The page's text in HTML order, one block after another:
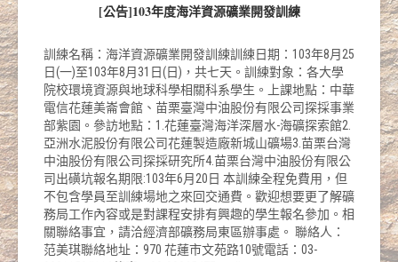
[公告]103年度海洋資源礦業開發訓練
訓練名稱：海洋資源礦業開發訓練訓練日期：103年8月25
日(一)至103年8月31日(日)，共七天。訓練對象：各大學
院校環境資源與地球科學相關科系學生。上課地點：中華
電信花蓮美崙會館、苗栗臺灣中油股份有限公司探採事業
部紫園。參訪地點：1.花蓮臺灣海洋深層水-海礦探索館2.
亞洲水泥股份有限公司花蓮製造廠新城山礦場3.苗栗台灣
中油股份有限公司探採研究所4.苗栗台灣中油股份有限公
司出磺坑報名期限:103年6月20日 本訓練全程免費用，但
不包含學員至訓練場地之來回交通費。歡迎想要更了解礦
務局工作內容或是對課程安排有興趣的學生報名參加。相
關聯絡事宜，請洽經濟部礦務局東區辦事處。 聯絡人：
范美琪聯絡地址：970 花蓮市文苑路10號電話：03-